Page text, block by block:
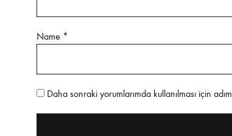
Name *
Daha sonraki yorumlarımda kullanılması için